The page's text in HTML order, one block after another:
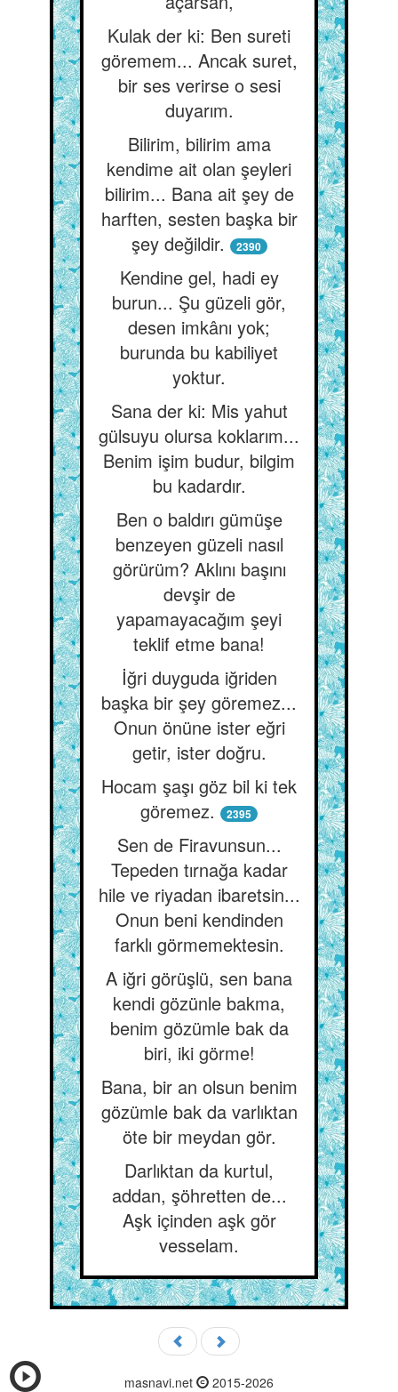
Kulak der ki: Ben sureti
göremem... Ancak suret,
bir ses verirse o sesi
duyarım.
Bilirim, bilirim ama
kendime ait olan şeyleri
bilirim... Bana ait şey de
harften, sesten başka bir
şey değildir.
2390
Kendine gel, hadi ey
burun... Şu güzeli gör,
desen imkânı yok;
burunda bu kabiliyet
yoktur.
Sana der ki: Mis yahut
gülsuyu olursa koklarım...
Benim işim budur, bilgim
bu kadardır.
Ben o baldırı gümüşe
benzeyen güzeli nasıl
görürüm? Aklını başını
devşir de
yapamayacağım şeyi
teklif etme bana!
İğri duyguda iğriden
başka bir şey göremez...
Onun önüne ister eğri
getir, ister doğru.
Hocam şaşı göz bil ki tek
göremez.
2395
Sen de Firavunsun...
Tepeden tırnağa kadar
hile ve riyadan ibaretsin...
Onun beni kendinden
farklı görmemektesin.
A iğri görüşlü, sen bana
kendi gözünle bakma,
benim gözümle bak da
biri, iki görme!
Bana, bir an olsun benim
gözümle bak da varlıktan
öte bir meydan gör.
Darlıktan da kurtul,
addan, şöhretten de...
Aşk içinden aşk gör
vesselam.
masnavi.net 2015-2026